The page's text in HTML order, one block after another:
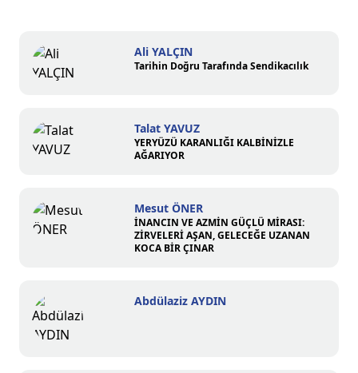
Ali YALÇIN
Tarihin Doğru Tarafında Sendikacılık
Talat YAVUZ
YERYÜZÜ KARANLIĞI KALBİNİZLE
AĞARIYOR
Mesut ÖNER
İNANCIN VE AZMİN GÜÇLÜ MİRASI:
ZİRVELERİ AŞAN, GELECEĞE UZANAN
KOCA BİR ÇINAR
Abdülaziz AYDIN